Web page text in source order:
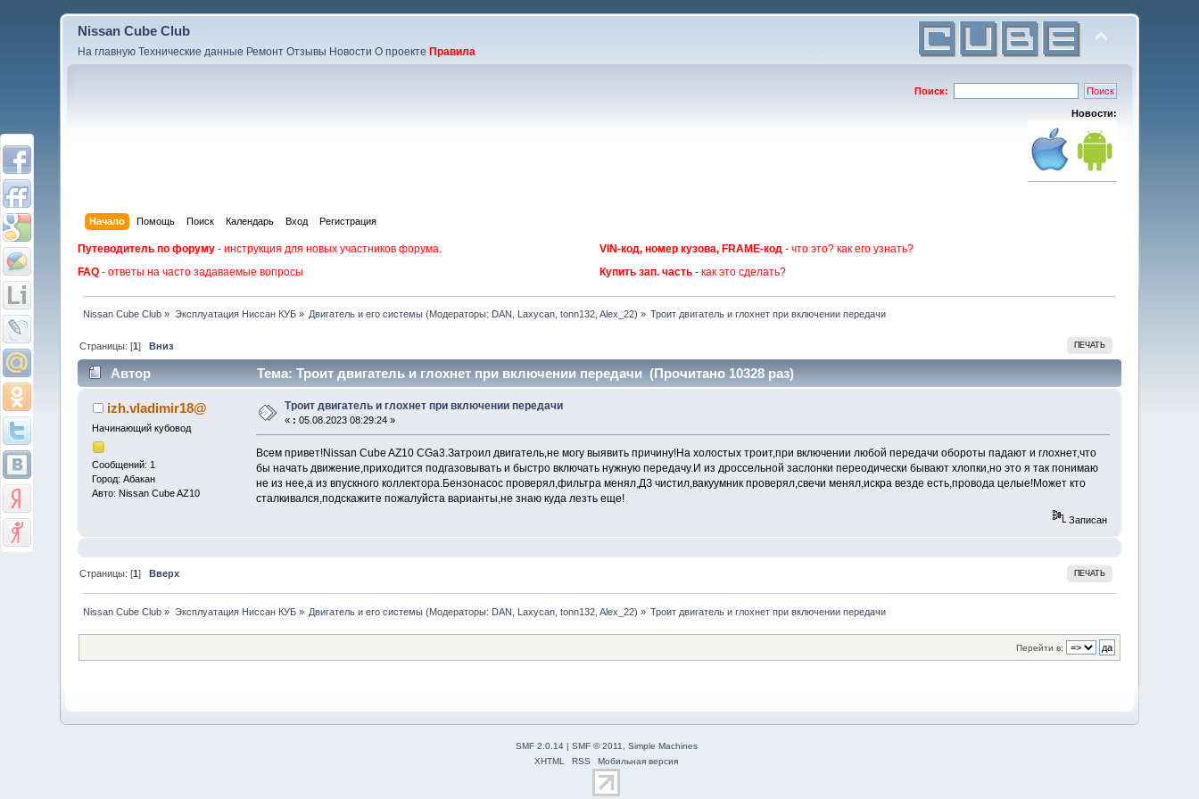
Nissan Cube Club
На главную Технические данные Ремонт Отзывы Новости О проекте Правила
Поиск:
Новости:
Начало Помощь Поиск Календарь Вход Регистрация
Путеводитель по форуму - инструкция для новых участников форума. VIN-код, номер кузова, FRAME-код - что это? как его узнать?
FAQ - ответы на часто задаваемые вопросы Купить зап. часть - как это сделать?
Nissan Cube Club » Эксплуатация Ниссан КУБ» Двигатель и его системы (Модераторы: DAN Laxycan ,tonn132 ,Alex_22) » Троит двигатель и глохнет при включении передачи
ПЕЧАТЬ
Страницы: [1]Вниз
Автор Тема: Троит двигатель и глохнет при включении передачи (Прочитано 10328 раз)
izh.vladimir18@
Начинающий кубовод
Сообщений: 1
Город: Абакан
Авто: Nissan Cube AZ10
Троит двигатель и глохнет при включении передачи
« : 05.08.2023 08:29:24 »
Всем привет!Nissan Cube AZ10 CGa3.Затроил двигатель,не могу выявить причину!На холостых троит,при включении любой передачи обороты падают и глохнет,что
бы начать движение,приходится подгазовывать и быстро включать нужную передачу.И из дроссельной заслонки переодически бывают хлопки,но это я так понимаю
не из нее,а из впускного коллектора.Бензонасос проверял,фильтра менял,ДЗ чистил,вакуумник проверял,свечи менял,искра везде есть,провода целые!Может кто
сталкивался,подскажите пожалуйста варианты,не знаю куда лезть еще!
Записан
ПЕЧАТЬ
Страницы: [1] Вверх
Nissan Cube Club » Эксплуатация Ниссан КУБ» Двигатель и его системы (Модераторы: DAN Laxycan ,tonn132 ,Alex_22) » Троит двигатель и глохнет при включении передачи
Перейти в:
SMF 2.0.14| SMF © 2011
Simple Machines
XHTML
RSS Мобильная версия